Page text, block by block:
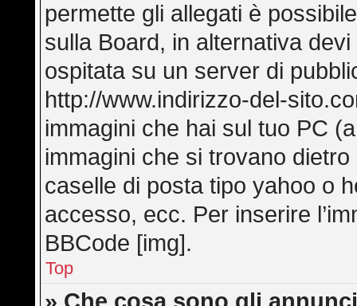
permette gli allegati è
sulla Board, in alternativa
ospitata su un server di
http://www.indirizzo-del-
immagini che hai sul tuo PC
immagini che si trovano
caselle di posta tipo yahoo o
accesso, ecc. Per inserire
BBCode [img].
Top